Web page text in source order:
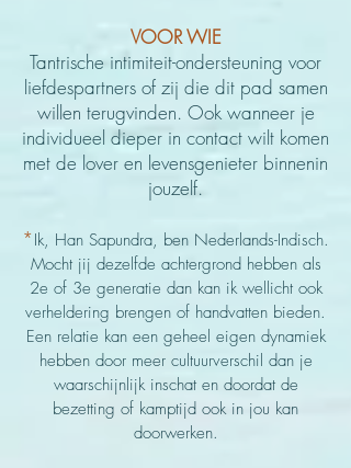
VOOR WIE
Tantrische intimiteit-ondersteuning voor
liefdespartners ofzij die dit pad samen
willen terugvinden. Ook wanneer je
individueel dieper in contact wilt komen
met de lover en levensgenieter binnenin
jouzelf.
*Ik, Han Sapundra, ben Nederlands-Indisch.
Mocht jij dezelfde achtergrond hebben als
2e of 3e generatie dan kan ik wellicht ook
verheldering brengen of handvatten bieden.
Een relatie kan een geheel eigen dynamiek
hebben door meer cultuurverschil dan je
waarschijnlijk inschat en doordat de
bezetting of kamptijd ook in jou kan
doorwerken.